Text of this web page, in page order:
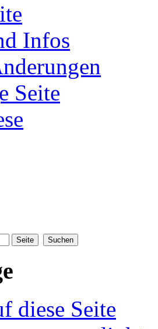
Infos
Seite
diese Seite